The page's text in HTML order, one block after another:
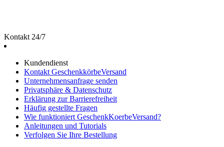
Kontakt 24/7
Kundendienst
Kontakt GeschenkkörbeVersand
Unternehmensanfrage senden
Privatsphäre & Datenschutz
Erklärung zur Barrierefreiheit
Häufig gestellte Fragen
Wie funktioniert GeschenkKoerbeVersand?
Anleitungen und Tutorials
Verfolgen Sie Ihre Bestellung